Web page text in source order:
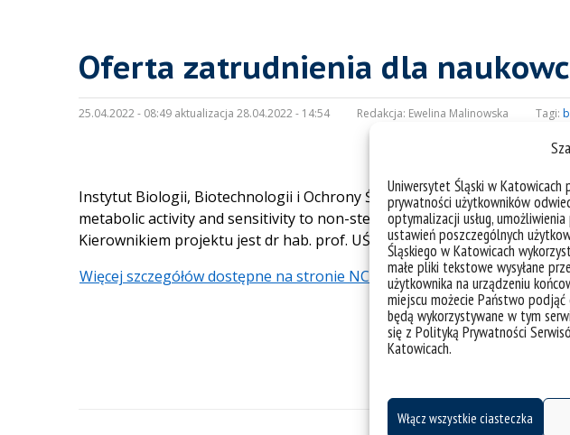
Uniwersytet Śląski w
prywatności użytkowników
optymalizacji usług,
ustawień poszczególnych
Śląskiego w Katowicach
małe pliki tekstowe wysyłane
użytkownika na urządzeniu
miejscu możecie Państwo
będą wykorzystywane w tym
się z Polityką Prywatności
Katowicach.
Włącz wszystkie ciasteczka
Oferta zatrudnienia dla
25.04.2022 - 08:49 aktualizacja 28.04.2022 - 14:54 Redakcja: Ewelina Malinowska Tagi:
Instytut Biologii, Biotechnologii i Ochrony Środowiska zatrudni na pół
metabolic activity and sensitivity to non-steroidal anti-inflammatory
Kierownikiem projektu jest dr hab. prof. UŚ
Urszula Guzik.
Więcej szczegółów dostępne na stronie NCN